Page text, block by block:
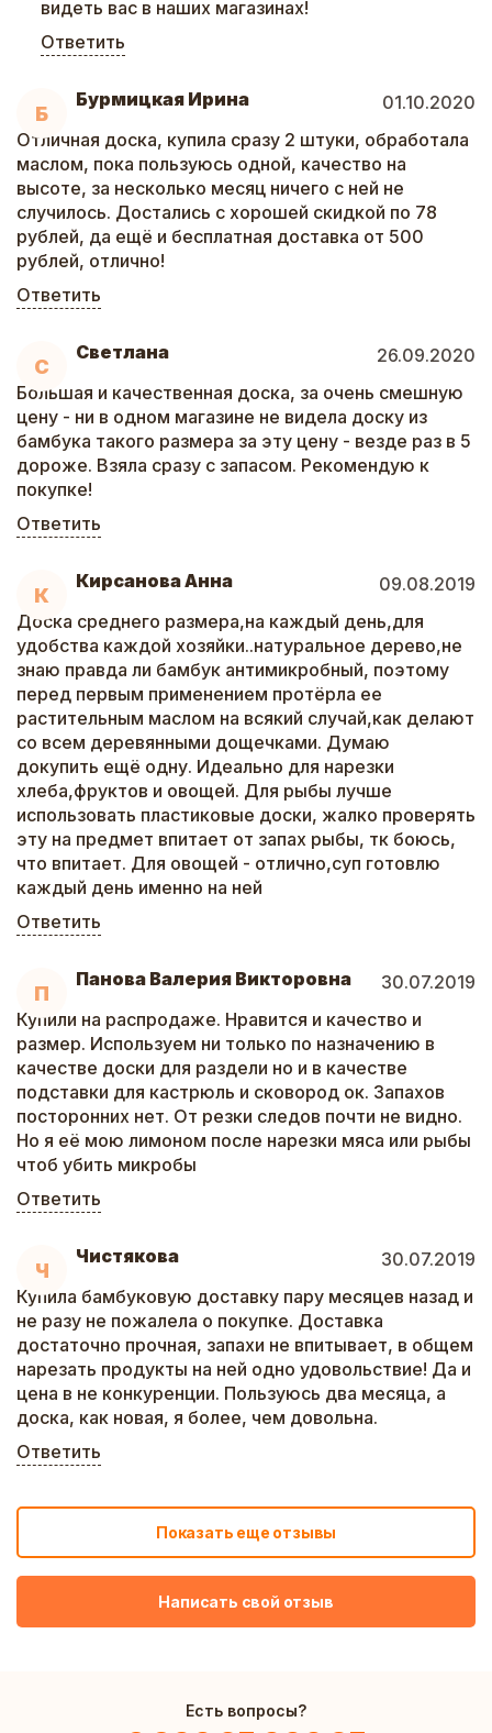
видеть вас в наших магазинах!
Ответить
Б
Бурмицкая Ирина
01.10.2020
Отличная доска, купила сразу 2 штуки, обработала
маслом, пока пользуюсь одной, качество на
высоте, за несколько месяц ничего с ней не
случилось. Достались с хорошей скидкой по 78
рублей, да ещё и бесплатная доставка от 500
рублей, отлично!
Ответить
С
Светлана
26.09.2020
Большая и качественная доска, за очень смешную
цену - ни в одном магазине не видела доску из
бамбука такого размера за эту цену - везде раз в 5
дороже. Взяла сразу с запасом. Рекомендую к
покупке!
Ответить
К
Кирсанова Анна
09.08.2019
Доска среднего размера,на каждый день,для
удобства каждой хозяйки..натуральное дерево,не
знаю правда ли бамбук антимикробный, поэтому
перед первым применением протёрла ее
растительным маслом на всякий случай,как делают
со всем деревянными дощечками. Думаю
докупить ещё одну. Идеально для нарезки
хлеба,фруктов и овощей. Для рыбы лучше
использовать пластиковые доски, жалко проверять
эту на предмет впитает от запах рыбы, тк боюсь,
что впитает. Для овощей - отлично,суп готовлю
каждый день именно на ней
Ответить
П
Панова Валерия Викторовна
30.07.2019
Купили на распродаже. Нравится и качество и
размер. Используем ни только по назначению в
качестве доски для раздели но и в качестве
подставки для кастрюль и сковород ок. Запахов
посторонних нет. От резки следов почти не видно.
Но я её мою лимоном после нарезки мяса или рыбы
чтоб убить микробы
Ответить
Ч
Чистякова
30.07.2019
Купила бамбуковую доставку пару месяцев назад и
не разу не пожалела о покупке. Доставка
достаточно прочная, запахи не впитывает, в общем
нарезать продукты на ней одно удовольствие! Да и
цена в не конкуренции. Пользуюсь два месяца, а
доска, как новая, я более, чем довольна.
Ответить
Показать еще отзывы
Написать свой отзыв
Есть вопросы?